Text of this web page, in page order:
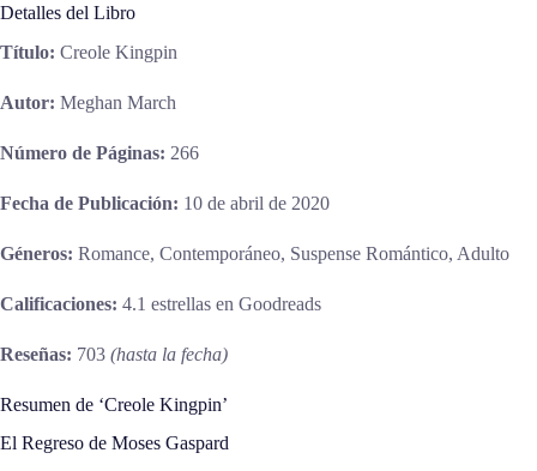
Detalles del Libro
Título: Creole Kingpin
Autor: Meghan March
Número de Páginas: 266
Fecha de Publicación: 10 de abril de 2020
Géneros: Romance, Contemporáneo, Suspense Romántico, Adulto
Calificaciones: 4.1 estrellas en Goodreads
Reseñas: 703 (hasta la fecha)
Resumen de ‘Creole Kingpin’
El Regreso de Moses Gaspard